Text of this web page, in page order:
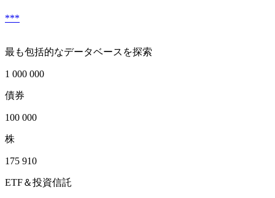
***
最も包括的なデータベースを探索
1 000 000
債券
100 000
株
175 910
ETF＆投資信託